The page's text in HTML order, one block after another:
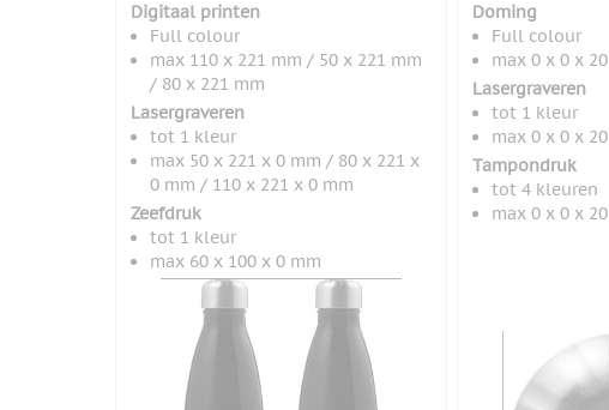
Digitaal printen
Full colour
max 110 x 221 mm / 50 x 221 mm
/ 80 x 221 mm
Lasergraveren
tot 1 kleur
max 50 x 221 x 0 mm / 80 x 221 x
0 mm / 110 x 221 x 0 mm
Zeefdruk
tot 1 kleur
max 60 x 100 x 0 mm
Doming
Full colour
max 0 x 0 x
Lasergraveren
tot 1 kleur
max 0 x 0 x
Tampondruk
tot 4 kleuren
max 0 x 0 x